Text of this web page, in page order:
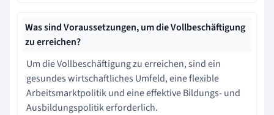
Was sind Voraussetzungen, um die Vollbeschäftigung
zu erreichen?
Um die Vollbeschäftigung zu erreichen, sind ein
gesundes wirtschaftliches Umfeld, eine flexible
Arbeitsmarktpolitik und eine effektive Bildungs- und
Ausbildungspolitik erforderlich.